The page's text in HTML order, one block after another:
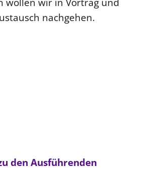
nachgehen.
den Ausführenden